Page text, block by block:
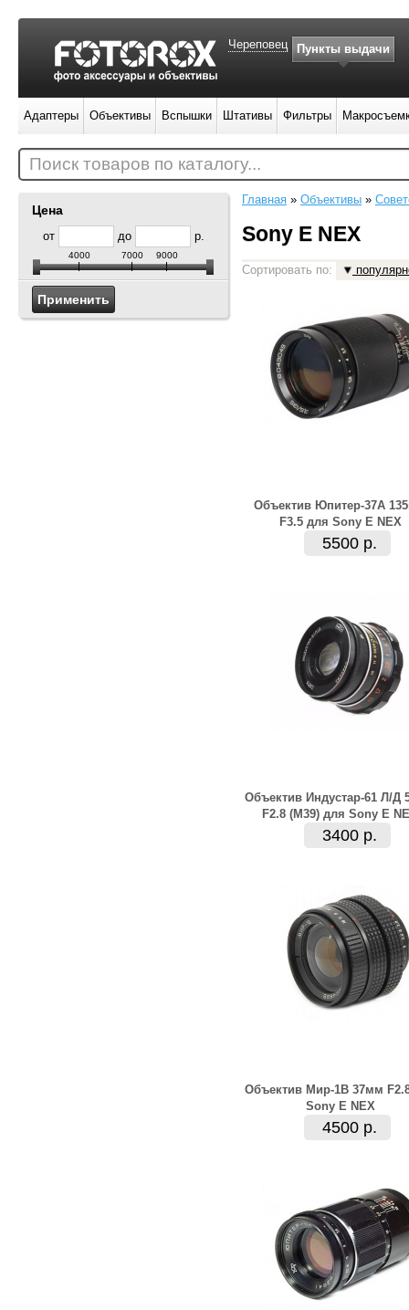
Цена
от до р.
4000 7000 9000
Главная » Объективы »
Sony E NEX
Сортировать по:
Объектив Юпитер-37А
F3.5 для Sony E NEX
5500 р.
Объектив Индустар-61 Л/Д
F2.8 (M39) для Sony E
3400 р.
Объектив Мир-1В 37мм
Sony E NEX
4500 р.
Череповец Пункты выдачи
Адаптеры Объективы Вспышки Штативы Фильтры
Поиск товаров по каталогу...